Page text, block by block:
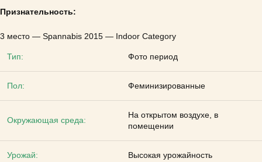
Признательность:
3 место — Spannabis 2015 — Indoor Category
Тип: Фото период
Пол: Феминизированные
Окружающая среда:
На открытом воздухе, в
помещении
Урожай: Высокая урожайность